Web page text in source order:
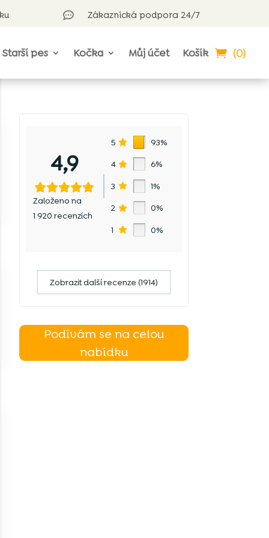
 Zákaznická podpora 24/7
Starší pes Kočka Můj účet Košík (0)
4,9
Založeno na
1 920 recenzích
5 93%
4 6%
3 1%
2 0%
1 0%
Zobrazit další recenze (1914)
Podívám se na celou
nabídku